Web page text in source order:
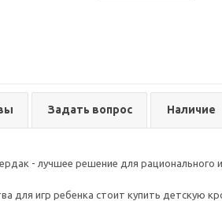
Задать вопрос Наличие
- лучшее решение для рационального
для игр ребенка стоит купить детскую